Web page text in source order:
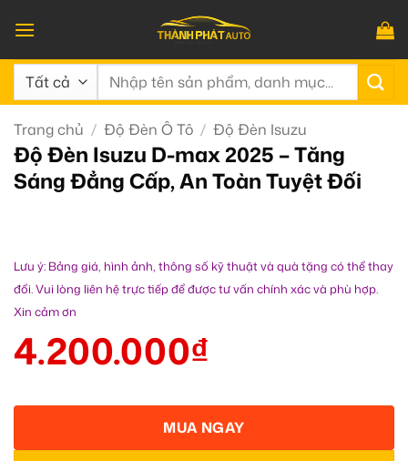
qua
nội
dung
Tìm
Trang chủ / Độ Đèn Ô Tô / Độ Đèn Isuzu
Độ Đèn Isuzu D-max 2025 – Tăng
Sáng Đẳng Cấp, An Toàn Tuyệt Đối
Lưu ý: Bảng giá, hình ảnh, thông số kỹ thuật và quà tặng có thể thay
đổi. Vui lòng liên hệ trực tiếp để được tư vấn chính xác và phù hợp.
Xin cảm ơn
4.200.000₫
MUA NGAY